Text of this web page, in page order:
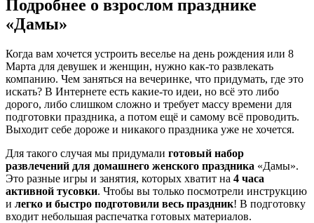
Подробнее о взрослом празднике
«Дамы»
Когда вам хочется устроить веселье на день рождения или 8
Марта для девушек и женщин, нужно как-то развлекать
компанию. Чем заняться на вечеринке, что придумать, где это
искать? В Интернете есть какие-то идеи, но всё это либо
дорого, либо слишком сложно и требует массу времени для
подготовки праздника, а потом ещё и самому всё проводить.
Выходит себе дороже и никакого праздника уже не хочется.
Для такого случая мы придумали готовый набор
развлечений для домашнего женского праздника «Дамы».
Это разные игры и занятия, которых хватит на 4 часа
активной тусовки. Чтобы вы только посмотрели инструкцию
и легко и быстро подготовили весь праздник! В подготовку
входит небольшая распечатка готовых материалов.